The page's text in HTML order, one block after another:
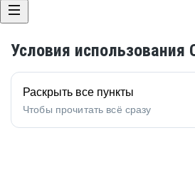
Условия использования
Раскрыть все пункты
Чтобы прочитать всё сразу